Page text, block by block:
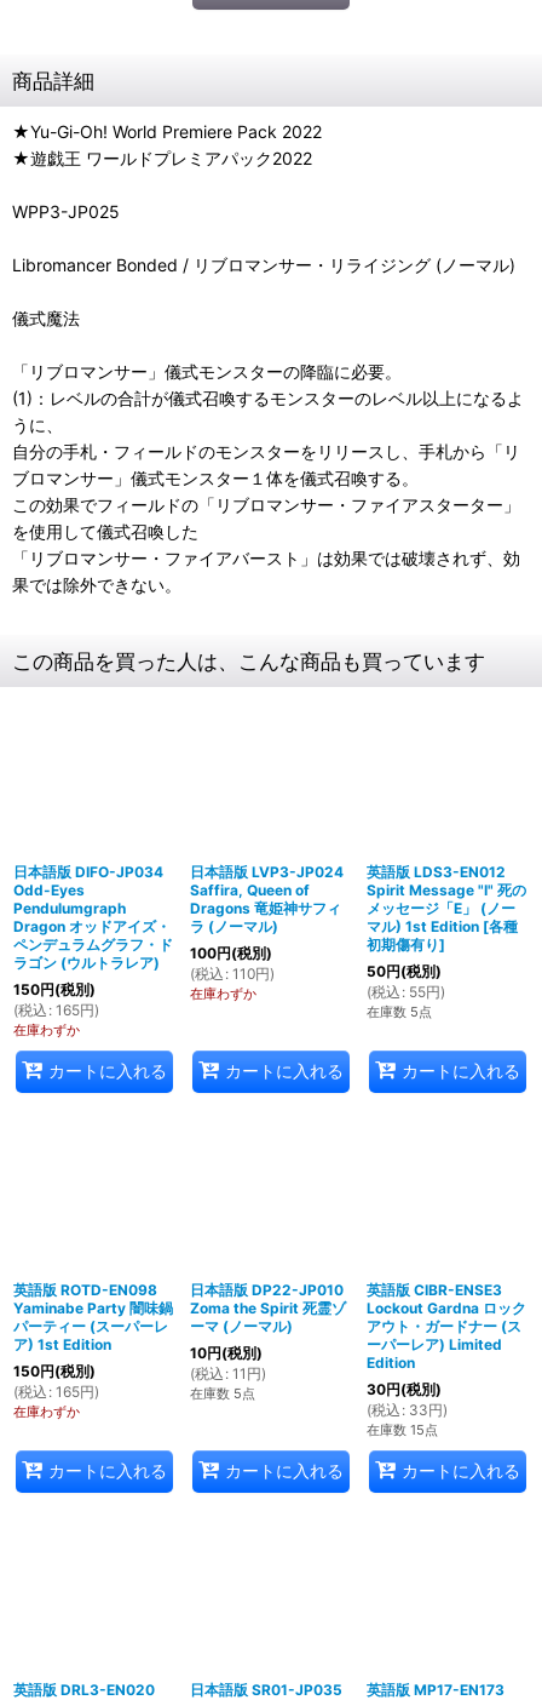
商品詳細
★Yu-Gi-Oh! World Premiere Pack 2022
★遊戯王 ワールドプレミアパック2022
WPP3-JP025
Libromancer Bonded / リブロマンサー・リライジング (ノーマル)
儀式魔法
「リブロマンサー」儀式モンスターの降臨に必要。
(1)：レベルの合計が儀式召喚するモンスターのレベル以上になるよ
うに、
自分の手札・フィールドのモンスターをリリースし、手札から「リ
ブロマンサー」儀式モンスター１体を儀式召喚する。
この効果でフィールドの「リブロマンサー・ファイアスターター」
を使用して儀式召喚した
「リブロマンサー・ファイアバースト」は効果では破壊されず、効
果では除外できない。
この商品を買った人は、こんな商品も買っています
日本語版 DIFO-JP034
Odd-Eyes
Pendulumgraph
Dragon オッドアイズ・
ペンデュラムグラフ・ド
ラゴン (ウルトラレア)
150円(税別)
(税込 : 165円)
在庫わずか
カートに入れる
日本語版 LVP3-JP024
Saffira, Queen of
Dragons 竜姫神サフィ
ラ (ノーマル)
100円(税別)
(税込 : 110円)
在庫わずか
カートに入れる
英語版 LDS3-EN012
Spirit Message "I" 死の
メッセージ「E」 (ノー
マル) 1st Edition [各種
初期傷有り]
50円(税別)
(税込 : 55円)
在庫数 5点
カートに入れる
英語版 ROTD-EN098
Yaminabe Party 闇味鍋
パーティー (スーパーレ
ア) 1st Edition
150円(税別)
(税込 : 165円)
在庫わずか
カートに入れる
日本語版 DP22-JP010
Zoma the Spirit 死霊ゾ
ーマ (ノーマル)
10円(税別)
(税込 : 11 円)
在庫数 5点
カートに入れる
英語版 CIBR-ENSE3
Lockout Gardna ロック
アウト・ガードナー (ス
ーパーレア) Limited
Edition
30円(税別)
(税込 : 33円)
在庫数 15点
カートに入れる
英語版 DRL3-EN020
日本語版 SR01-JP035
英語版 MP17-EN173